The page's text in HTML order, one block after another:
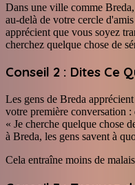
Dans une ville comme
au-delà de votre cercle
apprécient que vous soyez
cherchez quelque chose de
Conseil 2 : Dites Ce
Les gens de Breda
votre première conversation
« Je cherche quelque chose
à Breda, les gens savent à
Cela entraîne moins de